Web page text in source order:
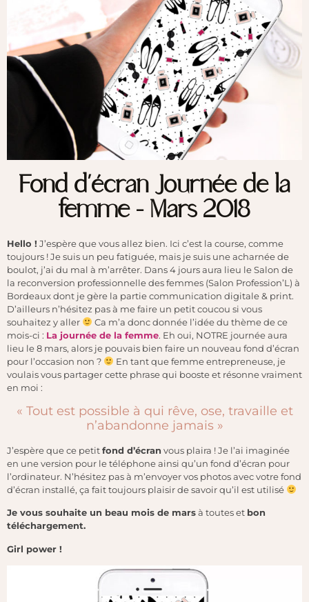
Fond d’écran Journée de la
femme – Mars 2018
Hello ! J’espère que vous allez bien. Ici c’est la course, comme
toujours ! Je suis un peu fatiguée, mais je suis une acharnée de
boulot, j’ai du mal à m’arrêter. Dans 4 jours aura lieu le Salon de
la reconversion professionnelle des femmes (Salon Profession’L) à
Bordeaux dont je gère la partie communication digitale & print.
D’ailleurs n’hésitez pas à me faire un petit coucou si vous
souhaitez y aller
Ca m’a donc donnée l’idée du thème de ce
mois-ci : La journée de la femme. Eh oui, NOTRE journée aura
lieu le 8 mars, alors je pouvais bien faire un nouveau fond d’écran
pour l’occasion non ?
En tant que femme entrepreneuse, je
voulais vous partager cette phrase qui booste et résonne vraiment
en moi :
« Tout est possible à qui rêve, ose, travaille et
n’abandonne jamais »
J’espère que ce petitfond d’écran vous plaira ! Je l’ai imaginée
en une version pour le téléphone ainsi qu’un fond d’écran pour
l’ordinateur. N’hésitez pas à m’envoyer vos photos avec votre fond
d’écran installé, ça fait toujours plaisir de savoir qu’il est utilisé
Je vous souhaite un beau mois de marsà toutes et bon
téléchargement.
Girl power !